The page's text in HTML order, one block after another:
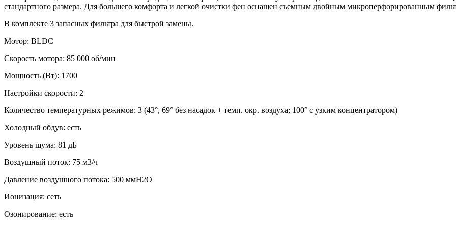
стандартного размера. Для большего комфорта и легкой очистки фен оснащен съемным двойным микроперфорированным
В комплекте 3 запасных фильтра для быстрой замены.
Мотор: BLDC
Скорость мотора: 85 000 об/мин
Мощность (Вт): 1700
Настройки скорости: 2
Количество температурных режимов: 3 (43°, 69° без насадок + темп. окр. воздуха; 100° с узким концентратором)
Холодный обдув: есть
Уровень шума: 81 дБ
Воздушный поток: 75 м3/ч
Давление воздушного потока: 500 ммН2О
Ионизация: сеть
Озонирование: есть